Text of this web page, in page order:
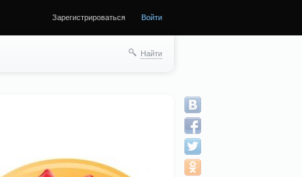
Зарегистрироваться Войти
Найти